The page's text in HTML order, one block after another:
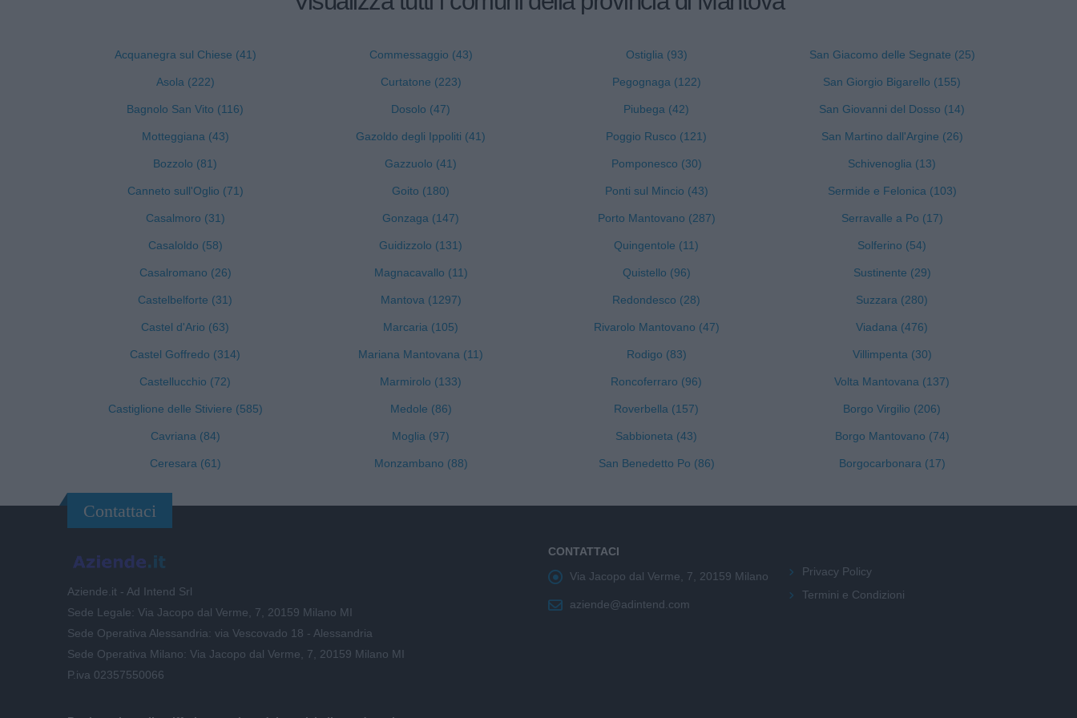
Acquanegra sul Chiese (41)
Asola (222)
Bagnolo San Vito (116)
Motteggiana (43)
Bozzolo (81)
Canneto sull'Oglio (71)
Casalmoro (31)
Casaloldo (58)
Casalromano (26)
Castelbelforte (31)
Castel d'Ario (63)
Castel Goffredo (314)
Castellucchio (72)
Castiglione delle Stiviere (585)
Cavriana (84)
Ceresara (61)
Commessaggio (43)
Curtatone (223)
Dosolo (47)
Gazoldo degli Ippoliti (41)
Gazzuolo (41)
Goito (180)
Gonzaga (147)
Guidizzolo (131)
Magnacavallo (11)
Mantova (1297)
Marcaria (105)
Mariana Mantovana (11)
Marmirolo (133)
Medole (86)
Moglia (97)
Monzambano (88)
Ostiglia (93)
Pegognaga (122)
Piubega (42)
Poggio Rusco (121)
Pomponesco (30)
Ponti sul Mincio (43)
Porto Mantovano (287)
Quingentole (11)
Quistello (96)
Redondesco (28)
Rivarolo Mantovano (47)
Rodigo (83)
Roncoferraro (96)
Roverbella (157)
Sabbioneta (43)
San Benedetto Po (86)
San Giacomo delle Segnate (25)
San Giorgio Bigarello (155)
San Giovanni del Dosso (14)
San Martino dall'Argine (26)
Schivenoglia (13)
Sermide e Felonica (103)
Serravalle a Po (17)
Solferino (54)
Sustinente (29)
Suzzara (280)
Viadana (476)
Villimpenta (30)
Volta Mantovana (137)
Borgo Virgilio (206)
Borgo Mantovano (74)
Borgocarbonara (17)
Contattaci
Aziende.it - Ad Intend Srl
Sede Legale: Via Jacopo dal Verme, 7, 20159 Milano MI
Sede Operativa Alessandria: via Vescovado 18 - Alessandria
Sede Operativa Milano: Via Jacopo dal Verme, 7, 20159 Milano MI
P.iva 02357550066
CONTATTACI
Via Jacopo dal Verme, 7, 20159 Milano
aziende@adintend.com
Privacy Policy
Termini e Condizioni